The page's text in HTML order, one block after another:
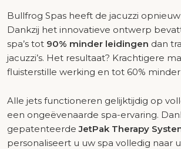
Bullfrog Spas heeft de jacuzzi
Dankzij het innovatieve ontwerp
spa’s tot 90% minder leidingen dan
jacuzzi’s. Het resultaat? Krachtigere
fluisterstille werking en tot 60%
Alle jets functioneren gelijktijdig op
een ongeëvenaarde spa-ervaring.
gepatenteerdeJetPak Therapy
personaliseert u uw spa volledig naar